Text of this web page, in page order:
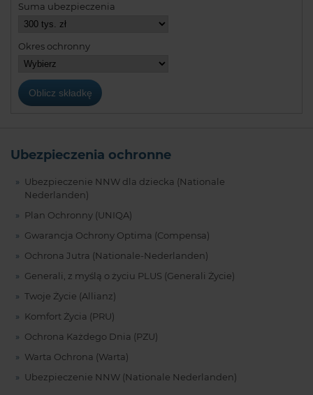
Suma ubezpieczenia
Okres ochronny
Ubezpieczenia ochronne
Ubezpieczenie NNW dla dziecka (Nationale
Nederlanden)
Plan Ochronny (UNIQA)
Gwarancja Ochrony Optima (Compensa)
Ochrona Jutra (Nationale-Nederlanden)
Generali, z myślą o życiu PLUS (Generali Życie)
Twoje Życie (Allianz)
Komfort Życia (PRU)
Ochrona Każdego Dnia (PZU)
Warta Ochrona (Warta)
Ubezpieczenie NNW (Nationale Nederlanden)